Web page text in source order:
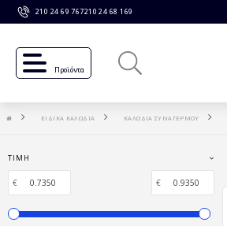
210 24 69 767210 24 68 169
Προϊόντα
ΕΙΔΙΚΑ ΚΑΛΩΔΙΑ ΚΑΛΩΔΙΑ ΣΥΝΑΓΕΡΜΟΥ
ΤΙΜΉ
€ €